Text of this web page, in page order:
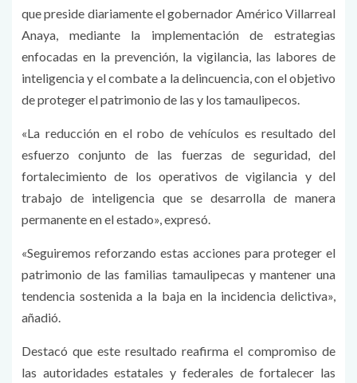
que preside diariamente el gobernador Américo Villarreal
Anaya, mediante la implementación de estrategias
enfocadas en la prevención, la vigilancia, las labores de
inteligencia y el combate a la delincuencia, con el objetivo
de proteger el patrimonio de las y los tamaulipecos.
«La reducción en el robo de vehículos es resultado del
esfuerzo conjunto de las fuerzas de seguridad, del
fortalecimiento de los operativos de vigilancia y del
trabajo de inteligencia que se desarrolla de manera
permanente en el estado», expresó.
«Seguiremos reforzando estas acciones para proteger el
patrimonio de las familias tamaulipecas y mantener una
tendencia sostenida a la baja en la incidencia delictiva»,
añadió.
Destacó que este resultado reafirma el compromiso de
las autoridades estatales y federales de fortalecer las